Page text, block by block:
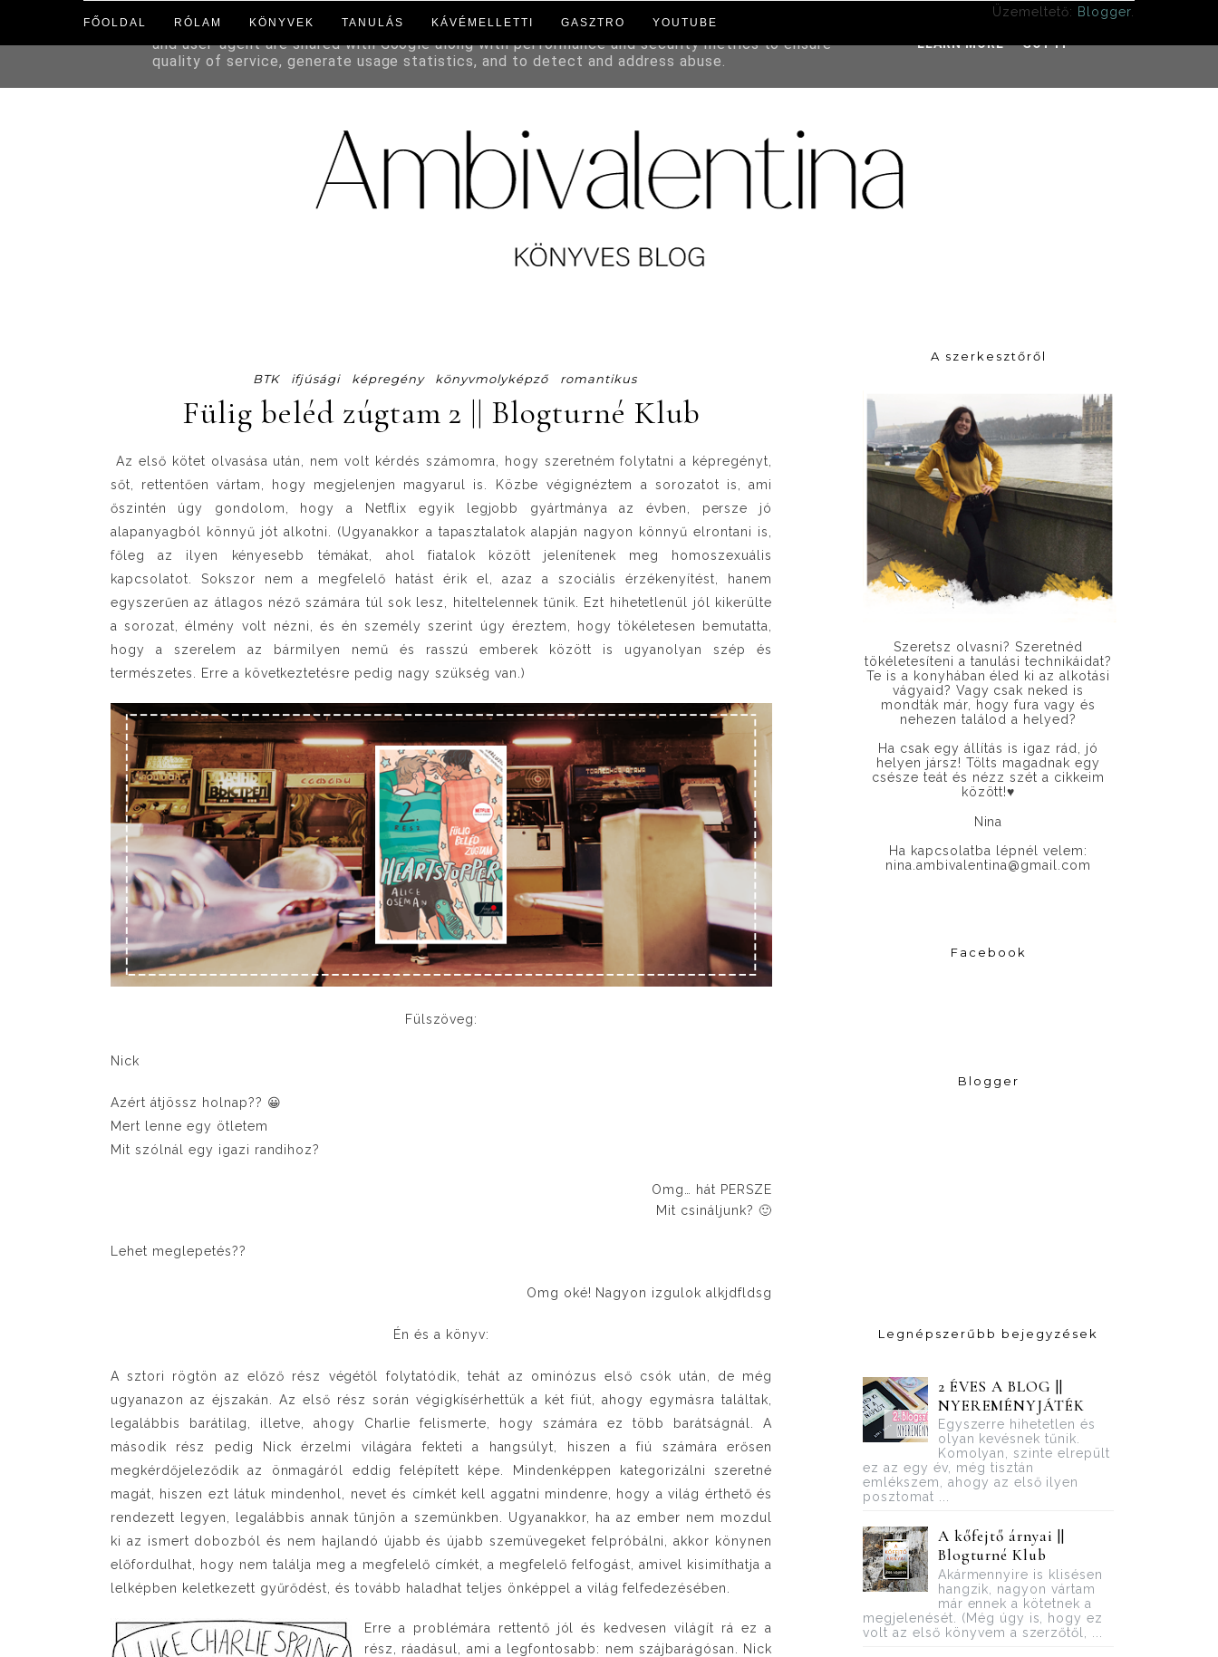
FŐOLDAL RÓLAM KÖNYVEK TANULÁS KÁVÉMELLETTI GASZTRO YOUTUBE
Üzemeltető: Blogger
BTK ifjúsági képregény könyvmolyképző romantikus
Fülig beléd zúgtam 2 || Blogturné Klub
Az első kötet olvasása után, nem volt kérdés számomra, hogy szeretném folytatni a képregényt,
sőt, rettentően vártam, hogy megjelenjen magyarul is. Közbe végignéztem a sorozatot is, ami
őszintén úgy gondolom, hogy a Netflix egyik legjobb gyártmánya az évben, persze jó
alapanyagból könnyű jót alkotni. (Ugyanakkor a tapasztalatok alapján nagyon könnyű elrontani is,
főleg az ilyen kényesebb témákat, ahol fiatalok között jelenítenek meg homoszexuális
kapcsolatot. Sokszor nem a megfelelő hatást érik el, azaz a szociális érzékenyítést, hanem
egyszerűen az átlagos néző számára túl sok lesz, hiteltelennek tűnik. Ezt hihetetlenül jól kikerülte
a sorozat, élmény volt nézni, és én személy szerint úgy éreztem, hogy tökéletesen bemutatta,
hogy a szerelem az bármilyen nemű és rasszú emberek között is ugyanolyan szép és
természetes. Erre a következtetésre pedig nagy szükség van.)
Fülszöveg:
Nick
Azért átjössz holnap?? 😀
Mert lenne egy ötletem
Mit szólnál egy igazi randihoz?
Omg… hát PERSZE
Mit csináljunk? 🙂
Lehet meglepetés??
Omg oké! Nagyon izgulok alkjdfldsg
Én és a könyv:
A sztori rögtön az előző rész végétől folytatódik, tehát az ominózus első csók után, de még
ugyanazon az éjszakán. Az első rész során végigkísérhettük a két fiút, ahogy egymásra találtak,
legalábbis barátilag, illetve, ahogy Charlie felismerte, hogy számára ez több barátságnál. A
második rész pedig Nick érzelmi világára fekteti a hangsúlyt, hiszen a fiú számára erősen
megkérdőjeleződik az önmagáról eddig felépített képe. Mindenképpen kategorizálni szeretné
magát, hiszen ezt látuk mindenhol, nevet és címkét kell aggatni mindenre, hogy a világ érthető és
rendezett legyen, legalábbis annak tűnjön a szemünkben. Ugyanakkor, ha az ember nem mozdul
ki az ismert dobozból és nem hajlandó újabb és újabb szemüvegeket felpróbálni, akkor könynen
előfordulhat, hogy nem találja meg a megfelelő címkét, a megfelelő felfogást, amivel kisimíthatja a
lelképben keletkezett gyűrődést, és tovább haladhat teljes önképpel a világ felfedezésében.
Erre a problémára rettentő jól és kedvesen világít rá ez a
rész, ráadásul, ami a legfontosabb: nem szájbarágósan. Nick
A szerkesztőről
Szeretsz olvasni? Szeretnéd
tökéletesíteni a tanulási technikáidat?
Te is a konyhában éled ki az alkotási
vágyaid? Vagy csak neked is
mondták már, hogy fura vagy és
nehezen találod a helyed?
Ha csak egy állítás is igaz rád, jó
helyen jársz! Tölts magadnak egy
csésze teát és nézz szét a cikkeim
között!♥
Nina
Ha kapcsolatba lépnél velem:
nina.ambivalentina@gmail.com
Facebook
Blogger
Legnépszerűbb bejegyzések
2 ÉVES A BLOG ||
NYEREMÉNYJÁTÉK
Egyszerre hihetetlen és
olyan kevésnek tűnik.
Komolyan, szinte elrepült
ez az egy év, még tisztán
emlékszem, ahogy az első ilyen
posztomat ...
A kőfejtő árnyai ||
Blogturné Klub
Akármennyire is klisésen
hangzik, nagyon vártam
már ennek a kötetnek a
megjelenését. (Még úgy is, hogy ez
volt az első könyvem a szerzőtől, ...
This site uses cookies from Google to deliver its services and to analyze traffic. Your IP address
and user-agent are shared with Google along with performance and security metrics to ensure
quality of service, generate usage statistics, and to detect and address abuse.
LEARN MORE GOT IT